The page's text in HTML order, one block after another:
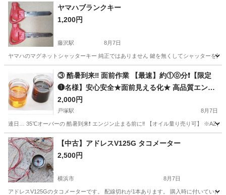
神奈川 大和市 大和駅 ホンダ
ヤマハブランクキー
1,200円
藤沢駅 8月7日
ヤマハのマグネットシャッターキー 純正ではありません 鍵を無くしてシャッターを
藤沢市 藤沢駅 その他
③ 酷暑到来‼️ 面前作業 【最速】約①⓪分❗️【限定
❶名様】安心安全★面前見える化★ 高品質エンジ
ンオイル交換
2,000円
戸塚駅 8月7日
連日… 35℃オーバーの 酷暑到来❗️ エンジン止まる前に‼️ 【オイル量り売り可】 ※AZ
神奈川 横浜市 戸塚駅 ホンダ オイル
【中古】アドレスV125G タコメーター
2,500円
横浜市 8月7日
アドレスV125Gのタコメーターです。 配線切れが1本あります。 購入時に付いてい